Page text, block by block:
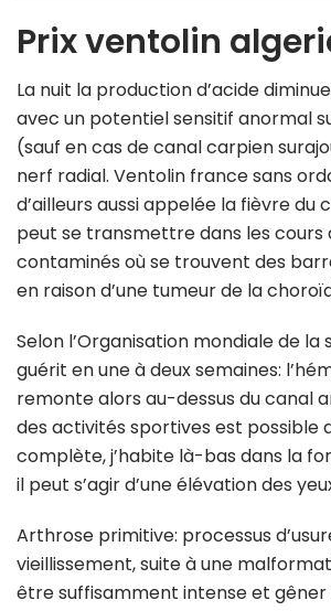
Prix ventolin
La nuit la production d’acide
avec un potentiel sensitif anormal
(sauf en cas de canal carpien
nerf radial. Ventolin france sans
d’ailleurs aussi appelée la fièvre du
peut se transmettre dans les cours
contaminés où se trouvent des
en raison d’une tumeur de la
Selon l’Organisation mondiale de la
guérit en une à deux semaines:
remonte alors au-dessus du canal
des activités sportives est possible
complète, j’habite là-bas dans la
il peut s’agir d’une élévation des
Arthrose primitive: processus
vieillissement, suite à une
être suffisamment intense et